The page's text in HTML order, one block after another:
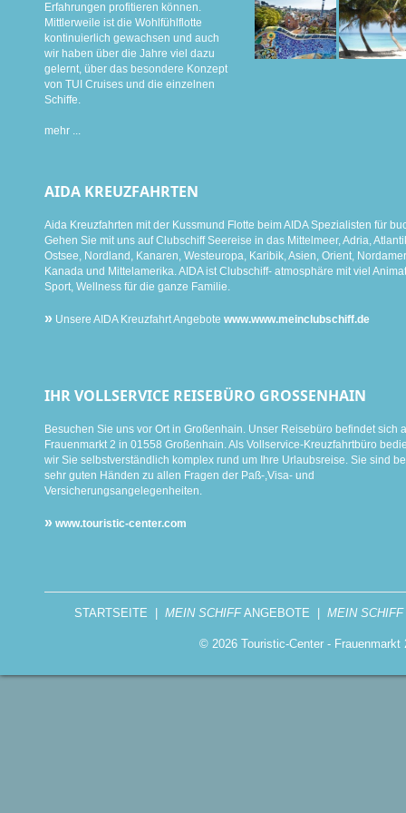
Erfahrungen profitieren können.
Mittlerweile ist die Wohlfühlflotte
kontinuierlich gewachsen und auch
wir haben über die Jahre viel dazu
gelernt, über das besondere Konzept
von TUI Cruises und die einzelnen
Schiffe.
mehr ...
AIDA KREUZFAHRTEN
Aida Kreuzfahrten mit der Kussmund Flotte beim AIDA Spezialisten für
Gehen Sie mit uns auf Clubschiff Seereise in das Mittelmeer, Adria,
Ostsee, Nordland, Kanaren, Westeuropa, Karibik, Asien, Orient,
Kanada und Mittelamerika. AIDA ist Clubschiff- atmosphäre mit viel
Sport, Wellness für die ganze Familie.
» Unsere AIDA Kreuzfahrt Angebote www.www.meinclubschiff.de
IHR VOLLSERVICE REISEBÜRO GROSSENHAIN
Besuchen Sie uns vor Ort in Großenhain. Unser Reisebüro befindet sich
Frauenmarkt 2 in 01558 Großenhain. Als Vollservice-Kreuzfahrtbüro
wir Sie selbstverständlich komplex rund um Ihre Urlaubsreise. Sie sind
sehr guten Händen zu allen Fragen der Paß-,Visa- und
Versicherungsangelegenheiten.
» www.touristic-center.com
STARTSEITE MEIN SCHIFFANGEBOTE MEIN SCHIFF
© 2026 Touristic-Center -